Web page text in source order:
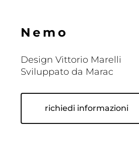
Ne m o
Design Vittorio Marelli
Sviluppato da Marac
richiedi informazioni